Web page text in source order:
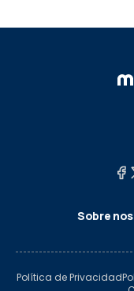
Sobre
Política de Privacidad